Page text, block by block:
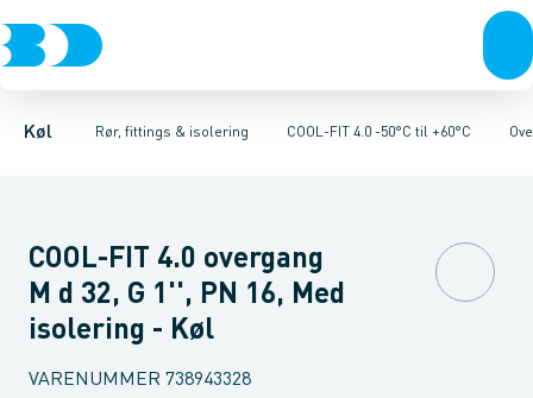
Køl Rør, fittings & isolering
KompressorerKondenseringsaggregaterFordampere
COOL-FIT 4.0 -50°C til +60°C
Kølekobberrør, fittings & tilbehørCOOL-FIT 2.0 0°C til +60°C
Rør 4.0 Bøjninger 90gr. 4.0Bøjninger 45gr. 4.0Vinkler 90gr. 4.0
COOL-FIT 4.0 overgang
M d 32, G 1'', PN 16, Med
isolering - Køl
VARENUMMER 738943328